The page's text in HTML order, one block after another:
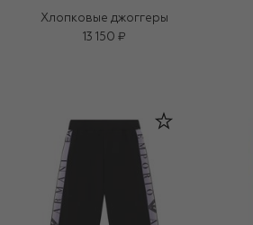
Хлопковые джоггеры
13 150 ₽